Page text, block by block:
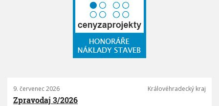
9. červenec 2026 Královéhradecký kraj
Zpravodaj 3/2026